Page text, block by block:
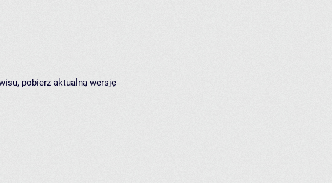
pobierz aktualną wersję